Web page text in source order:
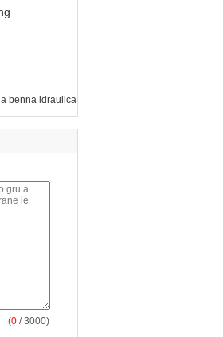
benna idraulica
(0 / 3000)